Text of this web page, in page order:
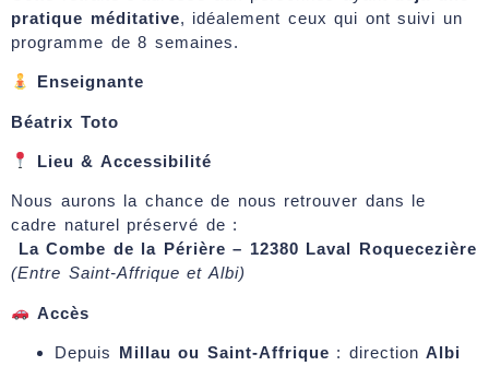
pratique méditative, idéalement ceux qui ont suivi un
programme de 8 semaines.
Enseignante
Béatrix Toto
Lieu & Accessibilité
Nous aurons la chance de nous retrouver dans le
cadre naturel préservé de :
La Combe de la Périère – 12380 Laval Roquecezière
(Entre Saint-Affrique et Albi)
Accès
Depuis Millau ou Saint-Affrique : direction Albi